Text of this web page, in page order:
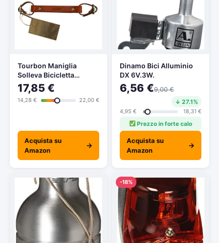
Tourbon Maniglia
Solleva Bicicletta
Accessorio per Telaio
17,85 €
14,28 € 22,00 €
Acquista su
Amazon
→
Dinamo Bici Alluminio
DX 6V.3W.
6,56 €9,00 €
↓ 27.1%
4,95 € 18,31 €
Prezzo in forte calo
Acquista su
Amazon
→
-18%